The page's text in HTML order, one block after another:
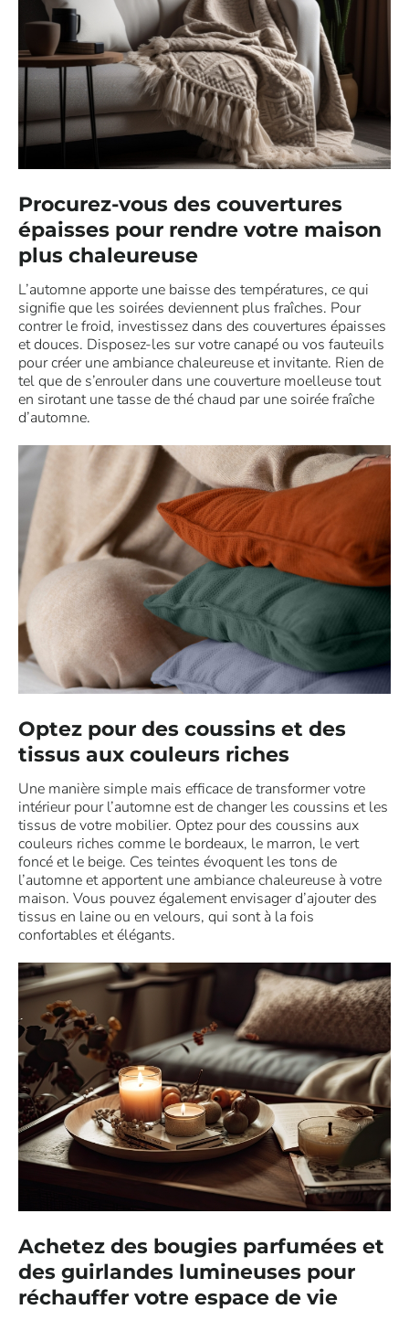
Procurez-vous des couvertures
épaisses pour rendre votre maison
plus chaleureuse
L’automne apporte une baisse des températures, ce qui
signifie que les soirées deviennent plus fraîches. Pour
contrer le froid, investissez dans des couvertures épaisses
et douces. Disposez-les sur votre canapé ou vos fauteuils
pour créer une ambiance chaleureuse et invitante. Rien de
tel que de s’enrouler dans une couverture moelleuse tout
en sirotant une tasse de thé chaud par une soirée fraîche
d’automne.
Optez pour des coussins et des
tissus aux couleurs riches
Une manière simple mais efficace de transformer votre
intérieur pour l’automne est de changer les coussins et les
tissus de votre mobilier. Optez pour des coussins aux
couleurs riches comme le bordeaux, le marron, le vert
foncé et le beige. Ces teintes évoquent les tons de
l’automne et apportent une ambiance chaleureuse à votre
maison. Vous pouvez également envisager d’ajouter des
tissus en laine ou en velours, qui sont à la fois
confortables et élégants.
Achetez des bougies parfumées et
des guirlandes lumineuses pour
réchauffer votre espace de vie